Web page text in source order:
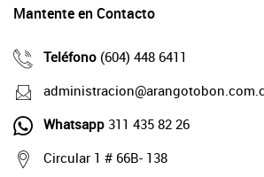
Mantente en Contacto
Teléfono (604) 448 6411
Whatsapp 311 435 82 26
Circular 1 # 66B- 138